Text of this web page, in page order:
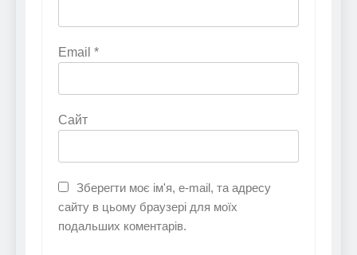
Email *
Сайт
Зберегти моє ім'я, e-mail, та адресу
сайту в цьому браузері для моїх
подальших коментарів.